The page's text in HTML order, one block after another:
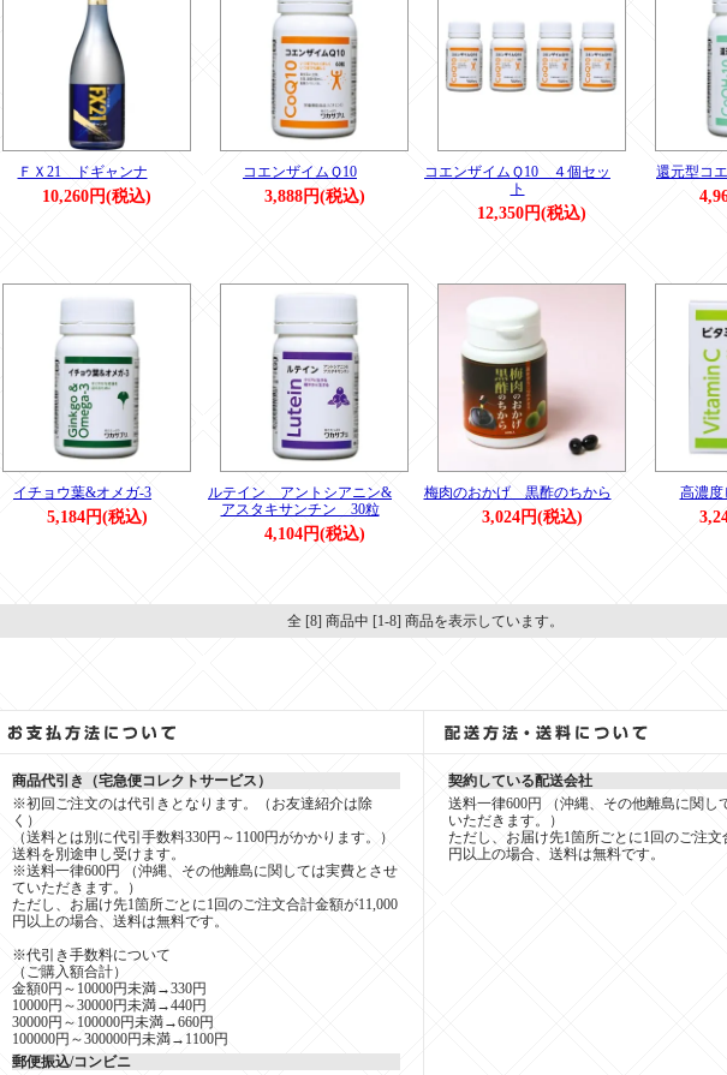
ＦＸ21 ドギャンナ
10,260円(税込)
コエンザイムＱ10
3,888円(税込)
コエンザイムＱ10 ４個セッ
ト
12,350円(税込)
還元型コ
イチョウ葉&オメガ-3
5,184円(税込)
ルテイン アントシアニン&
アスタキサンチン 30粒
4,104円(税込)
梅肉のおかげ 黒酢のちから
3,024円(税込)
高濃度
全 [8] 商品中 [1-8] 商品を表示しています。
商品代引き（宅急便コレクトサービス）
※初回ご注文のは代引きとなります。（お友達紹介は除
く）
（送料とは別に代引手数料330円～1100円がかかります。）
送料を別途申し受けます。
※送料一律600円 （沖縄、その他離島に関しては実費とさせ
ていただきます。）
ただし、お届け先1箇所ごとに1回のご注文合計金額が11,000
円以上の場合、送料は無料です。
※代引き手数料について
（ご購入額合計）
金額0円～10000円未満→330円
10000円～30000円未満→440円
30000円～100000円未満→660円
100000円～300000円未満→1100円
郵便振込/コンビニ
契約している配送会社
送料一律600円 （沖縄、その他離島に関し
いただきます。）
ただし、お届け先1箇所ごとに1回のご注文
円以上の場合、送料は無料です。